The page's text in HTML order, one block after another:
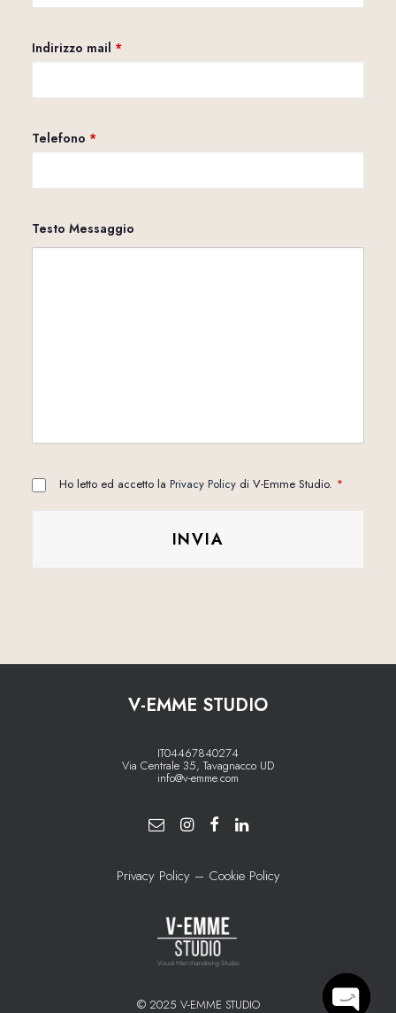
Indirizzo mail *
Telefono *
Testo Messaggio
Ho letto ed accetto la Privacy Policy di V-Emme Studio. *
V-EMME STUDIO
IT04467840274
Via Centrale 35, Tavagnacco UD
info@v-emme.com
Privacy Policy– Cookie Policy
© 2025 V-EMME STUDIO